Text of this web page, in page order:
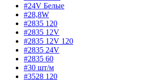
#24V Белые
#28,8W
#2835 120
#2835 12V
#2835 12V 120
#2835 24V
#2835 60
#30 шт/м
#3528 120